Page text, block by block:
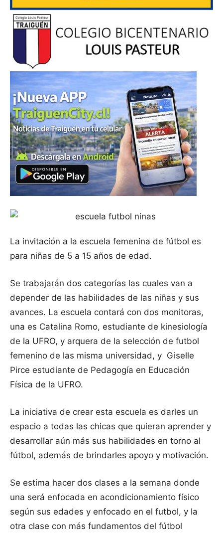
La invitación a la escuela femenina de fútbol es
para niñas de 5 a 15 años de edad.
Se trabajarán dos categorías las cuales van a
depender de las habilidades de las niñas y sus
avances. La escuela contará con dos monitoras,
una es Catalina Romo, estudiante de kinesiología
de la UFRO, y arquera de la selección de futbol
femenino de las misma universidad, y Giselle
Pirce estudiante de Pedagogía en Educación
Física de la UFRO.
La iniciativa de crear esta escuela es darles un
espacio a todas las chicas que quieran aprender y
desarrollar aún más sus habilidades en torno al
fútbol, además de brindarles apoyo y motivación.
Se estima hacer dos clases a la semana donde
una será enfocada en acondicionamiento físico
según sus edades y enfocado en el futbol, y la
otra clase con más fundamentos del fútbol